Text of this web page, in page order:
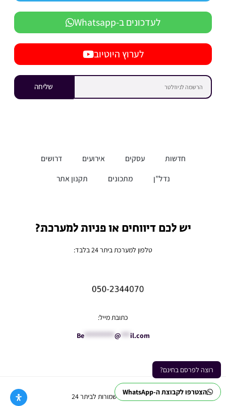
הצטרפו לקבוצת ה-WhatsApp
רוצה לפרסם בחינם?
לעדכונים ב-Whatsapp
לערוץ היוטיוב
שליחה
חדשות עסקים אירועים
דרושים
נדל”ן
מתכונים תקנון אתר
יש לכם דיווחים או פניות למערכת?
טלפון למערכת ביתר 24 בלבד:
כתובת מייל:
Be********** @ *** il.com
Ⓒ כל הזכויות שמורות לביתר 24